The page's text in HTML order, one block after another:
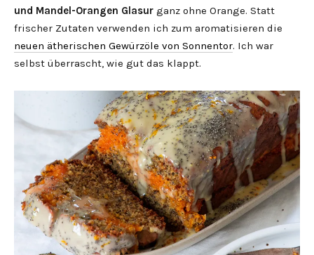
und Mandel-Orangen Glasur ganz ohne Orange. Statt
frischer Zutaten verwenden ich zum aromatisieren die
neuen ätherischen Gewürzöle von Sonnentor. Ich war
selbst überrascht, wie gut das klappt.